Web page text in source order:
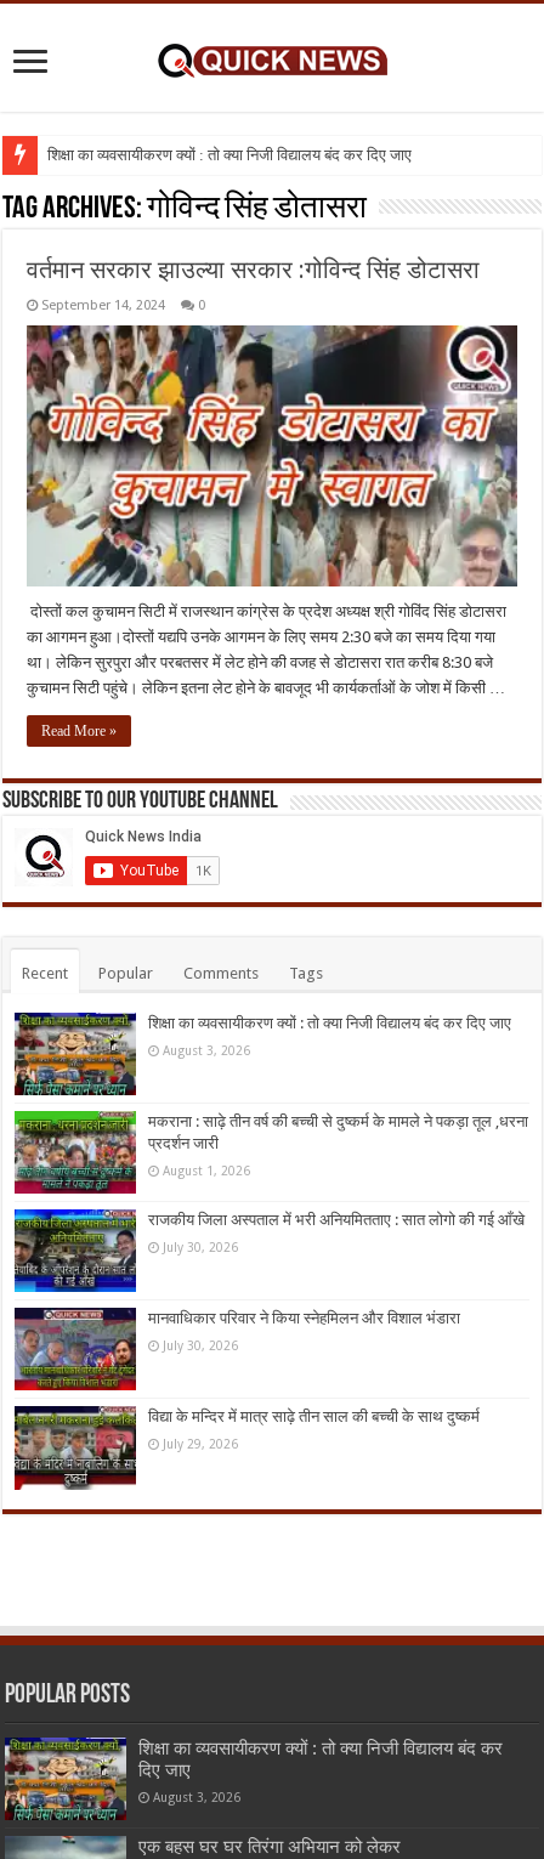
शिक्षा का व्यवसायीकरण क्यों : तो क्या निजी विद्यालय बंद कर दिए जाए
Tag Archives:गोविन्द सिंह डोतासरा
वर्तमान सरकार झाउल्या सरकार :गोविन्द सिंह डोटासरा
September 14, 2024 0
दोस्तों कल कुचामन सिटी में राजस्थान कांग्रेस के प्रदेश अध्यक्ष श्री गोविंद सिंह डोटासरा
का आगमन हुआ।दोस्तों यद्यपि उनके आगमन के लिए समय 2:30 बजे का समय दिया गया
था। लेकिन सुरपुरा और परबतसर में लेट होने की वजह से डोटासरा रात करीब 8:30 बजे
कुचामन सिटी पहुंचे। लेकिन इतना लेट होने के बावजूद भी कार्यकर्ताओं के जोश में किसी …
Read More »
Subscribe to our Youtube Channel
Recent Popular Comments Tags
शिक्षा का व्यवसायीकरण क्यों : तो क्या निजी विद्यालय बंद कर दिए जाए
August 3, 2026
मकराना : साढ़े तीन वर्ष की बच्ची से दुष्कर्म के मामले ने पकड़ा तूल ,धरना
प्रदर्शन जारी
August 1, 2026
राजकीय जिला अस्पताल में भरी अनियमितताए : सात लोगो की गई आँखे
July 30, 2026
मानवाधिकार परिवार ने किया स्नेहमिलन और विशाल भंडारा
July 30, 2026
विद्या के मन्दिर में मात्र साढ़े तीन साल की बच्ची के साथ दुष्कर्म
July 29, 2026
Popular Posts
शिक्षा का व्यवसायीकरण क्यों : तो क्या निजी विद्यालय बंद कर
दिए जाए
August 3, 2026
एक बहस घर घर तिरंगा अभियान को लेकर